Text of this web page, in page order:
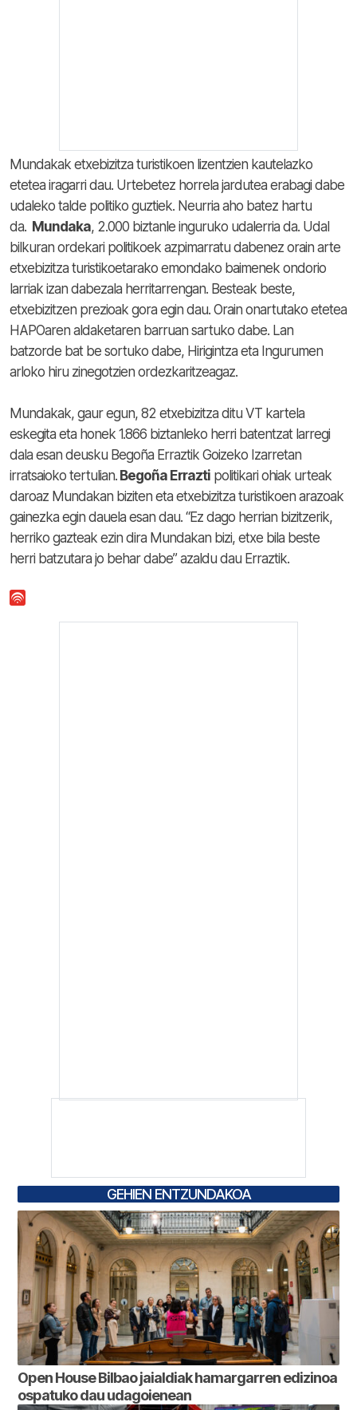
Mundakak etxebizitza turistikoen lizentzien kautelazko
etetea iragarri dau. Urtebetez horrela jardutea erabagi dabe
udaleko talde politiko guztiek. Neurria aho batez hartu
da. Mundaka, 2.000 biztanle inguruko udalerria da. Udal
bilkuran ordekari politikoek azpimarratu dabenez orain arte
etxebizitza turistikoetarako emondako baimenek ondorio
larriak izan dabezala herritarrengan. Besteak beste,
etxebizitzen prezioak gora egin dau. Orain onartutako etetea
HAPOaren aldaketaren barruan sartuko dabe. Lan
batzorde bat be sortuko dabe, Hirigintza eta Ingurumen
arloko hiru zinegotzien ordezkaritzeagaz.
Mundakak, gaur egun, 82 etxebizitza ditu VT kartela
eskegita eta honek 1.866 biztanleko herri batentzat larregi
dala esan deusku Begoña Erraztik Goizeko Izarretan
irratsaioko tertulian. Begoña Errazti politikari ohiak urteak
daroaz Mundakan biziten eta etxebizitza turistikoen arazoak
gainezka egin dauela esan dau. “Ez dago herrian bizitzerik,
herriko gazteak ezin dira Mundakan bizi, etxe bila beste
herri batzutara jo behar dabe” azaldu dau Erraztik.
GEHIEN ENTZUNDAKOA
Open House Bilbao jaialdiak hamargarren edizinoa
ospatuko dau udagoienean